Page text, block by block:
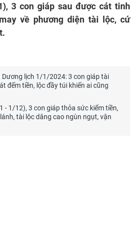
3 con giáp sau được cát tinh
về phương diện tài lộc, cứ
Dương lịch 1/1/2024: 3 con giáp tài
đếm tiền, lộc đầy túi khiến ai cũng
- 1/12), 3 con giáp thỏa sức kiếm tiền,
tài lộc dâng cao ngùn ngụt, vận